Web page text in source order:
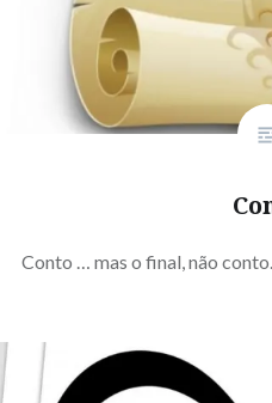
Conto … mas o final, não